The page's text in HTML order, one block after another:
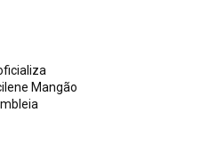
Mangão